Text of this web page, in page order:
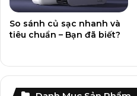
So sánh củ sạc nhanh và
tiêu chuẩn – Bạn đã biết?